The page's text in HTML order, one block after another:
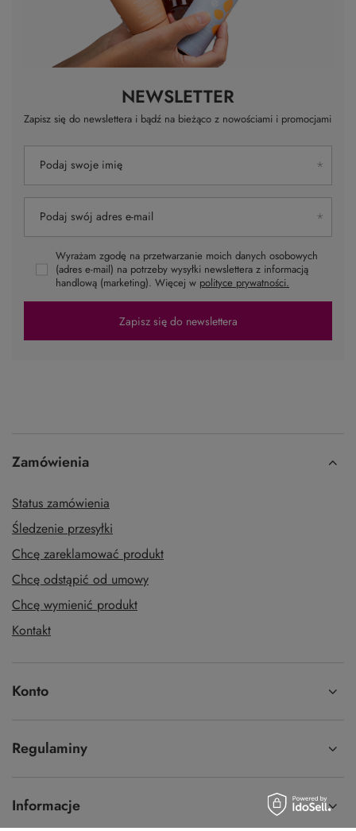
NEWSLETTER
Zapisz się do newslettera i bądź na bieżąco z nowościami i promocjami
Podaj swoje imię
Podaj swój adres e-mail
Wyrażam zgodę na przetwarzanie moich danych osobowych
(adres e-mail) na potrzeby wysyłki newslettera z informacją
handlową (marketing). Więcej w polityce prywatności.
Zapisz się do newslettera
Zamówienia
Status zamówienia
Śledzenie przesyłki
Chcę zareklamować produkt
Chcę odstąpić od umowy
Chcę wymienić produkt
Kontakt
Konto
Regulaminy
Informacje